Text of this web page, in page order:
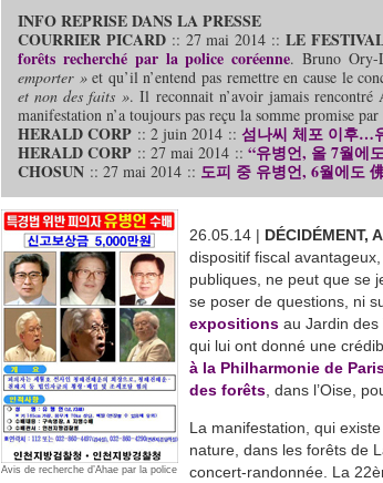
INFO REPRISE DANS LA PRESSE
COURRIER PICARD:: 27 mai 2014 ::LE
forêts recherché par la police coréenne. Bruno Ory-
emporter »et qu’il n’entend pas remettre en cause le
et non des faits ». Il reconnait n’avoir jamais
manifestation n’a toujours pas reçu la somme promise
HERALD CORP :: 2 juin 2014 :: 섬나씨 체포 이후…
HERALD CORP :: 27 mai 2014 :: “유병언, 올 7월에
CHOSUN :: 27 mai 2014 :: 도피 중 유병언, 6월에도
Avis de recherche d’Ahae par la police
26.05.14 | DÉCIDÉMENT,
dispositif fiscal
publiques, ne peut que se
se poser de questions, ni
expositions au Jardin des
qui lui ont donné une
à la Philharmonie de
des forêts, dans l’Oise,
La manifestation, qui
nature, dans les forêts de
concert-randonnée. La